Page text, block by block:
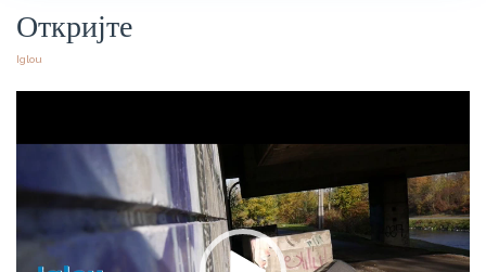
Откријте
Iglou